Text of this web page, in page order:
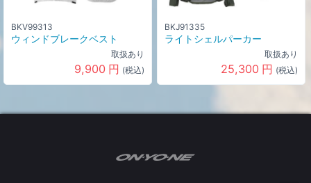
BKV99313
ウィンドブレークベスト
取扱あり
9,900 円 (税込)
BKJ91335
ライトシェルパーカー
取扱あり
25,300 円 (税込)